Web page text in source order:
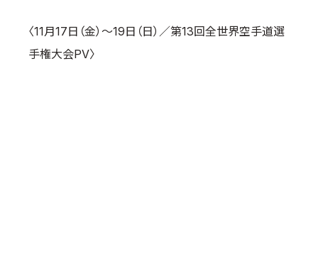
〈11月17日（金）～19日（日）／第13回全世界空手道選
手権大会PV〉